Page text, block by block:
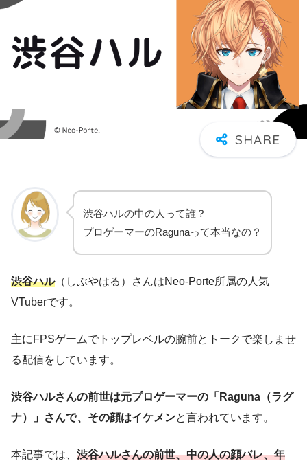
渋谷ハルの中の人って誰？
プロゲーマーのRagunaって本当なの？
渋谷ハル（しぶやはる）さんはNeo-Porte所属の人気
VTuberです。
主にFPSゲームでトップレベルの腕前とトークで楽しませ
る配信をしています。
渋谷ハルさんの前世は元プロゲーマーの「Raguna（ラグ
ナ）」さんで、その顔はイケメンと言われています。
本記事では、 渋谷ハルさんの前世、中の人の顔バレ、年